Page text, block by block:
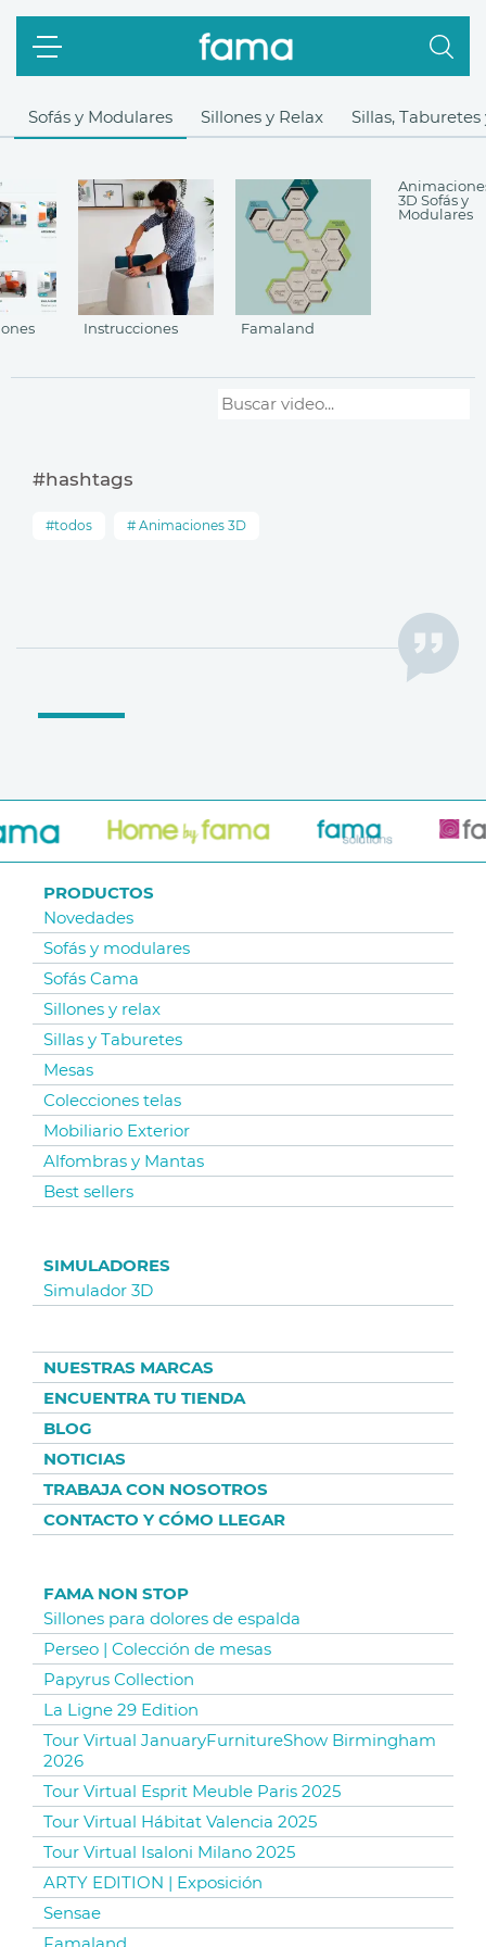
Sofás y Modulares
Instrucciones Famaland
3D Sofás y
Modulares
Sillones y Relax Sillas, Taburetes
#hashtags
todos Animaciones 3D
PRODUCTOS
Novedades
Sofás y modulares
Sofás Cama
Sillones y relax
Sillas y Taburetes
Mesas
Colecciones telas
Mobiliario Exterior
Alfombras y Mantas
Best sellers
SIMULADORES
Simulador 3D
NUESTRAS MARCAS
ENCUENTRA TU TIENDA
BLOG
NOTICIAS
TRABAJA CON NOSOTROS
CONTACTO Y CÓMO LLEGAR
FAMA NON STOP
Sillones para dolores de espalda
Perseo | Colección de mesas
Papyrus Collection
La Ligne 29 Edition
Tour Virtual JanuaryFurnitureShow Birmingham
2026
Tour Virtual Esprit Meuble Paris 2025
Tour Virtual Hábitat Valencia 2025
Tour Virtual Isaloni Milano 2025
ARTY EDITION | Exposición
Sensae